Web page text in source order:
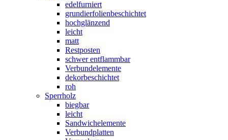
edelfurniert
grundierfolienbeschichtet
hochglänzend
leicht
matt
Restposten
schwer entflammbar
Verbundelemente
dekorbeschichtet
roh
Sperrholz
biegbar
leicht
Sandwichelemente
Verbundplatten